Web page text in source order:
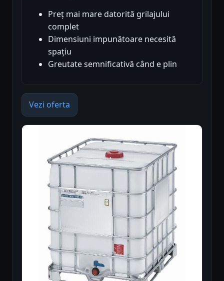
Preț mai mare datorită grilajului
complet
Dimensiuni impunătoare necesită
spațiu
Greutate semnificativă când e plin
Vezi oferta